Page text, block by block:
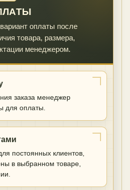
оплаты после
товара, размера,
менеджером.
заказа менеджер
для оплаты.
постоянных клиентов,
в выбранном товаре,